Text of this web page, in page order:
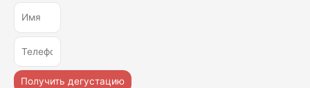
Получить дегустацию